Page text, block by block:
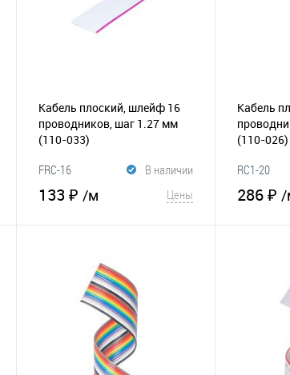
Кабель плоский, шлейф 16
проводников, шаг 1.27 мм
(110-033)
В наличии
FRC-16
133 ₽ /м Цены
В избранное
сравнению
Кабель
(110-026)
RC1-20
286 ₽ /
В